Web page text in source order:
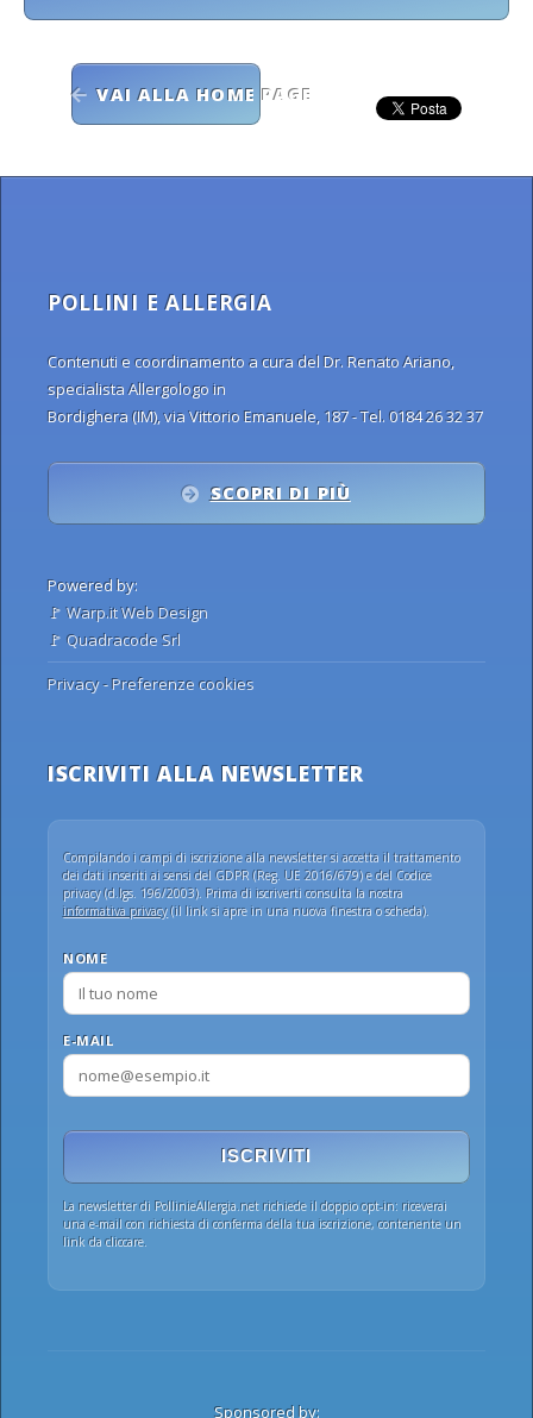
VAI ALLA HOME PAGE
ISCRIVITI ALLA NEWSLETTER
Compilando i campi di iscrizione alla newsletter si accetta il trattamento
dei dati inseriti ai sensi del GDPR (Reg. UE 2016/679) e del Codice
privacy (d.lgs. 196/2003). Prima di iscriverti consulta la nostra
informativa privacy(il link si apre in una nuova finestra o scheda).
NOME
E-MAIL
ISCRIVITI
La newsletter di PollinieAllergia.net richiede il doppio opt-in: riceverai
una e-mail con richiesta di conferma della tua iscrizione, contenente un
link da cliccare.
POLLINI E ALLERGIA
Contenuti e coordinamento a cura del Dr. Renato Ariano,
specialista Allergologo in
Bordighera (IM), via Vittorio Emanuele, 187 - Tel. 0184 26 32 37
SCOPRI DI PIÙ
Powered by:
🚩Warp.it Web Design
🚩 Quadracode Srl
Privacy-Preferenze cookies
Sponsored by: